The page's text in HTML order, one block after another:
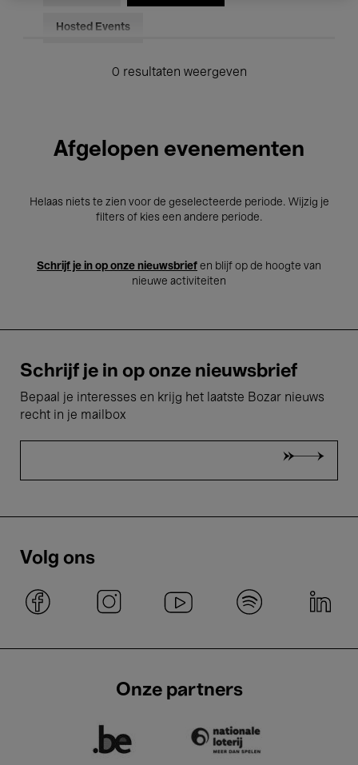
Hosted Events
0 resultaten weergeven
Afgelopen evenementen
Helaas niets te zien voor de geselecteerde periode. Wijzig je
filters of kies een andere periode.
Schrijf je in op onze nieuwsbrief en blijf op de hoogte van
nieuwe activiteiten
Schrijf je in op onze nieuwsbrief
Bepaal je interesses en krijg het laatste Bozar nieuws
recht in je mailbox
Volg ons
Onze partners